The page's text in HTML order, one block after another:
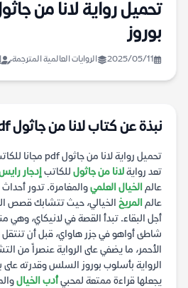
تحميل رواية لانا من
بوروز
2025/05/11 الروايات العالمية المترجمة
نبذة عن كتاب لانا من جاثول pdf
تحميل رواية لانا من جاثول pdf مجانا للكاتب إدجار رايس بوروز
تعد روايةلانا من جاثول للكاتب إدجار
عالمالخيال العلميوالمغامرة. تدور
عالمالمريخ الخيالي، حيث تتشابك قصص
أجل البقاء. تبدأ القصة في لانيكاي، وهي
شاطئ أواهو في جزر هاواي، قبل أن تنتقل
الأحمر، ما يضفي على الرواية عنصراً من
الرواية بأسلوب بوروز السلس وقدرته على
يجعلها قراءة ممتعة لمحبيأدب الخيال